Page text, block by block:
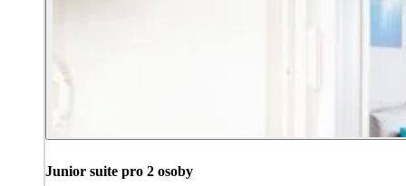
Junior suite pro 2 osoby